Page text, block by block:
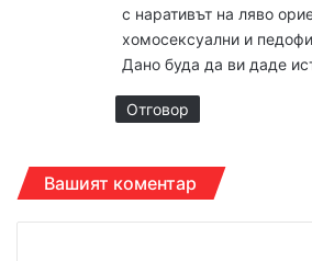
с наративът на ляво
хомосексуални и
Дано буда да ви даде
Отговор
Вашият коментар